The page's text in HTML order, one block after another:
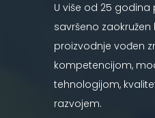
U više od 25
savršeno
proizvodnje vođen
kompetencijom,
tehnologijom,
razvojem.